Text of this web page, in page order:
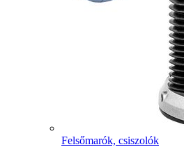
Felsőmarók, csiszolók